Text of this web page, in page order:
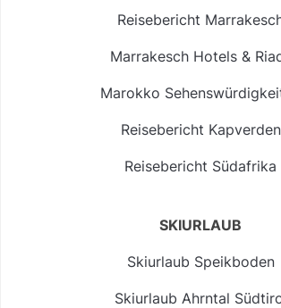
Reisebericht
Marrakesch Hotels &
Marokko
Reisebericht Kapverden
Reisebericht Südafrika
SKIURLAUB
Skiurlaub Speikboden
Skiurlaub Ahrntal